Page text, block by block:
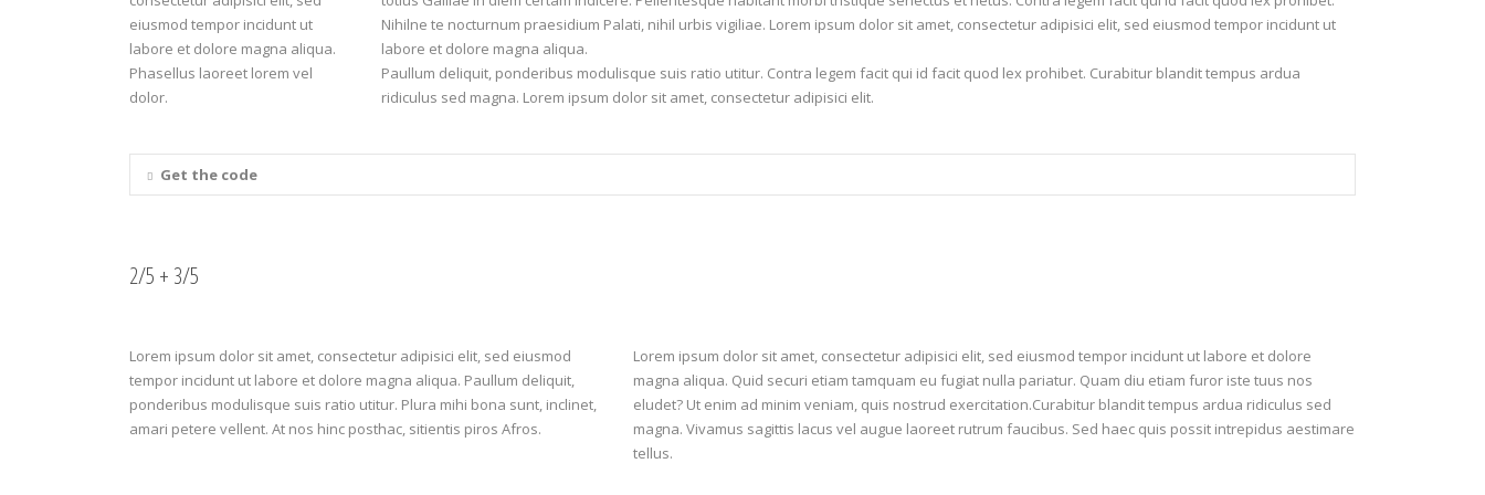
eiusmod tempor incidunt ut
labore et dolore magna aliqua.
Phasellus laoreet lorem vel
dolor.
Nihilne te nocturnum praesidium Palati, nihil urbis vigiliae. Lorem ipsum dolor sit amet, consectetur adipisici elit, sed eiusmod tempor incidunt ut
labore et dolore magna aliqua.
Paullum deliquit, ponderibus modulisque suis ratio utitur. Contra legem facit qui id facit quod lex prohibet. Curabitur blandit tempus ardua
ridiculus sed magna. Lorem ipsum dolor sit amet, consectetur adipisici elit.
Get the code
2/5 + 3/5
Lorem ipsum dolor sit amet, consectetur adipisici elit, sed eiusmod
tempor incidunt ut labore et dolore magna aliqua. Paullum deliquit,
ponderibus modulisque suis ratio utitur. Plura mihi bona sunt, inclinet,
amari petere vellent. At nos hinc posthac, sitientis piros Afros.
Lorem ipsum dolor sit amet, consectetur adipisici elit, sed eiusmod tempor incidunt ut labore et dolore
magna aliqua. Quid securi etiam tamquam eu fugiat nulla pariatur. Quam diu etiam furor iste tuus nos
eludet? Ut enim ad minim veniam, quis nostrud exercitation.Curabitur blandit tempus ardua ridiculus sed
magna. Vivamus sagittis lacus vel augue laoreet rutrum faucibus. Sed haec quis possit intrepidus aestimare
tellus.